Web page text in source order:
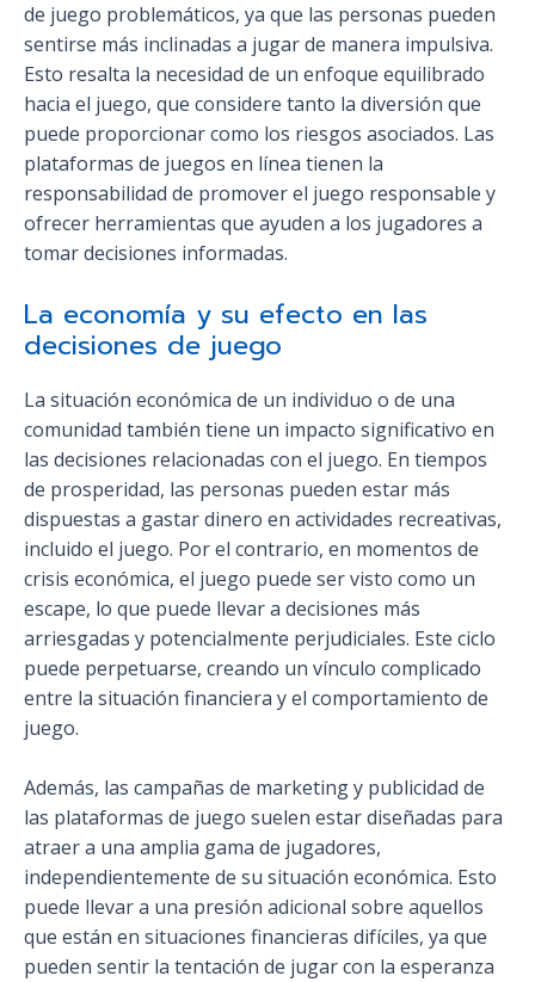
de juego problemáticos, ya que las personas pueden
sentirse más inclinadas a jugar de manera impulsiva.
Esto resalta la necesidad de un enfoque equilibrado
hacia el juego, que considere tanto la diversión que
puede proporcionar como los riesgos asociados. Las
plataformas de juegos en línea tienen la
responsabilidad de promover el juego responsable y
ofrecer herramientas que ayuden a los jugadores a
tomar decisiones informadas.
La economía y su efecto en las
decisiones de juego
La situación económica de un individuo o de una
comunidad también tiene un impacto significativo en
las decisiones relacionadas con el juego. En tiempos
de prosperidad, las personas pueden estar más
dispuestas a gastar dinero en actividades recreativas,
incluido el juego. Por el contrario, en momentos de
crisis económica, el juego puede ser visto como un
escape, lo que puede llevar a decisiones más
arriesgadas y potencialmente perjudiciales. Este ciclo
puede perpetuarse, creando un vínculo complicado
entre la situación financiera y el comportamiento de
juego.
Además, las campañas de marketing y publicidad de
las plataformas de juego suelen estar diseñadas para
atraer a una amplia gama de jugadores,
independientemente de su situación económica. Esto
puede llevar a una presión adicional sobre aquellos
que están en situaciones financieras difíciles, ya que
pueden sentir la tentación de jugar con la esperanza